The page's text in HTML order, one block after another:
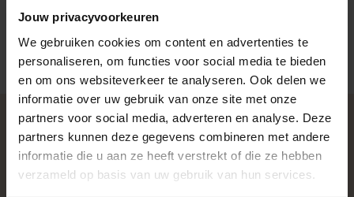
Jouw privacyvoorkeuren
We gebruiken cookies om content en advertenties te
personaliseren, om functies voor social media te bieden
en om ons websiteverkeer te analyseren. Ook delen we
informatie over uw gebruik van onze site met onze
partners voor social media, adverteren en analyse. Deze
partners kunnen deze gegevens combineren met andere
informatie die u aan ze heeft verstrekt of die ze hebben
verzameld op basis van uw gebruik van hun services.
je ze ontvangt. Haal ze op in één van onze
laat ze gemakkelijk
geef je jouw voorkeur door. Onze vakmensen staan
klaar om de tegels netjes bij je te leggen.